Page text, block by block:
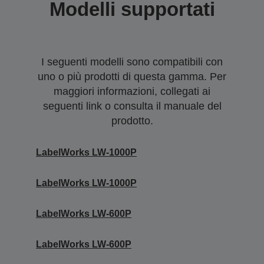
Modelli supportati
I seguenti modelli sono compatibili con
uno o più prodotti di questa gamma. Per
maggiori informazioni, collegati ai
seguenti link o consulta il manuale del
prodotto.
LabelWorks LW-1000P
LabelWorks LW-1000P
LabelWorks LW-600P
LabelWorks LW-600P